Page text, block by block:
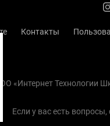
Контакты
«Интернет Технологии
Если у вас есть